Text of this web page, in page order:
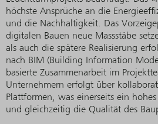
höchste Ansprüche an die
und die Nachhaltigkeit. Das
digitalen Bauen neue Massstäbe
als auch die spätere Realisierung
nach BIM (Building Information
basierte Zusammenarbeit im
Unternehmern erfolgt über
Plattformen, was einerseits ein
und gleichzeitig die Qualität des